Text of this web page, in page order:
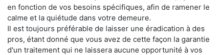
en fonction de vos besoins spécifiques, afin de ramener le
calme et la quiétude dans votre demeure.
Il est toujours préférable de laisser une éradication à des
pros, étant donné que vous avez de cette façon la garantie
d'un traitement qui ne laissera aucune opportunité à vos